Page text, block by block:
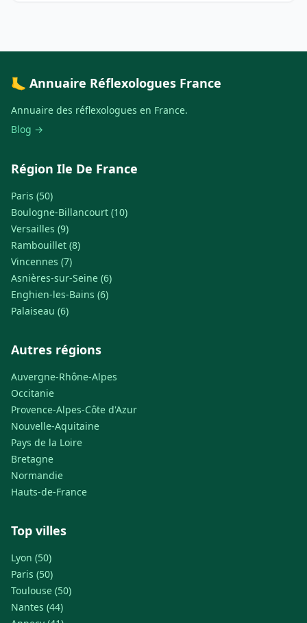
🦶 Annuaire Réflexologues France
Annuaire des réflexologues en France.
Blog →
Région Ile De France
Paris (50)
Boulogne-Billancourt (10)
Versailles (9)
Rambouillet (8)
Vincennes (7)
Asnières-sur-Seine (6)
Enghien-les-Bains (6)
Palaiseau (6)
Autres régions
Auvergne-Rhône-Alpes
Occitanie
Provence-Alpes-Côte d'Azur
Nouvelle-Aquitaine
Pays de la Loire
Bretagne
Normandie
Hauts-de-France
Top villes
Lyon (50)
Paris (50)
Toulouse (50)
Nantes (44)